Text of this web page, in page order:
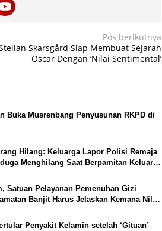
Pos berikutnya
Skarsgård Siap Membuat Sejarah
Oscar Dengan ‘Nilai Sentimental’
Buka Musrenbang Penyusunan RKPD di
Hilang: Keluarga Lapor Polisi Remaja
Menghilang Saat Berpamitan Keluar
Satuan Pelayanan Pemenuhan Gizi
Banjit Harus Jelaskan Kemana Nilai
Penyakit Kelamin setelah ‘Gituan’